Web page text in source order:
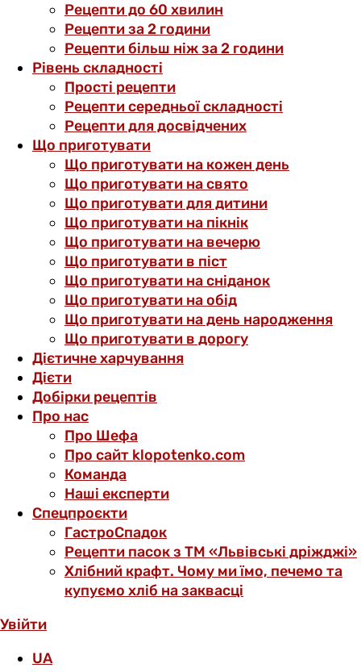
Рецепти до 60 хвилин
Рецепти за 2 години
Рецепти більш ніж за 2 години
Рівень складності
Прості рецепти
Рецепти середньої складності
Рецепти для досвідчених
Що приготувати
Що приготувати на кожен день
Що приготувати на свято
Що приготувати для дитини
Що приготувати на пікнік
Що приготувати на вечерю
Що приготувати в піст
Що приготувати на сніданок
Що приготувати на обід
Що приготувати на день народження
Що приготувати в дорогу
Дієтичне харчування
Дієти
Добірки рецептів
Про нас
Про Шефа
Про сайт klopotenko.com
Команда
Наші експерти
Спецпроєкти
ГастроСпадок
Рецепти пасок з ТМ «Львівські дріжджі»
Хлібний крафт. Чому ми їмо, печемо та
купуємо хліб на заквасці
Увійти
UA